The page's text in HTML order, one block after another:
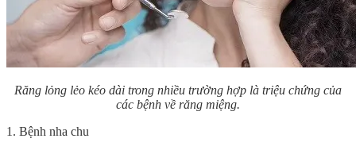
Răng lỏng lẻo kéo dài trong nhiều trường hợp là triệu chứng của
các bệnh về răng miệng.
1. Bệnh nha chu